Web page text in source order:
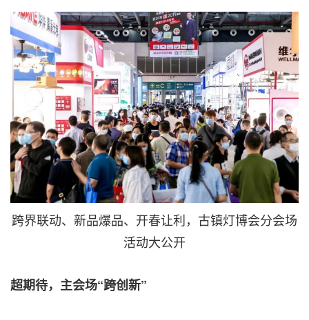
跨界联动、新品爆品、开春让利，古镇灯博会分会场
活动大公开
超期待，主会场“跨创新”